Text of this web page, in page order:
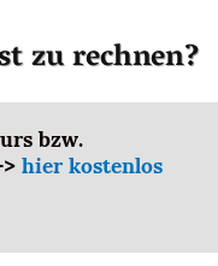
zu rechnen?
bzw.
hier kostenlos